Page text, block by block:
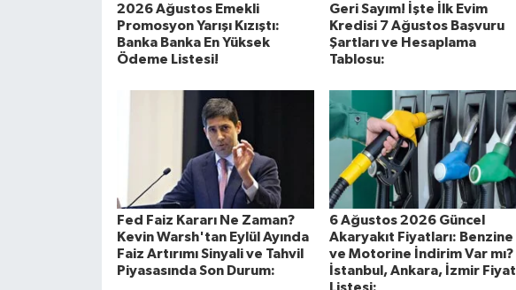
2026 Ağustos Emekli
Promosyon Yarışı Kızıştı:
Banka Banka En Yüksek
Ödeme Listesi!
Geri Sayım! İşte İlk Evim
Kredisi 7 Ağustos Başvuru
Şartları ve Hesaplama
Tablosu:
Fed Faiz Kararı Ne Zaman?
Kevin Warsh'tan Eylül Ayında
Faiz Artırımı Sinyali ve Tahvil
Piyasasında Son Durum:
6 Ağustos 2026 Güncel
Akaryakıt Fiyatları: Benzine
ve Motorine İndirim Var mı?
İstanbul, Ankara, İzmir Fiyat